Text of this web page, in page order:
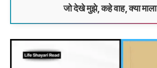
जो देखे मुझे, कहे वाह, क्या